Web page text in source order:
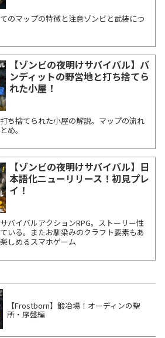
のマップの特徴と注意ゾンビと武装につ
【ゾンビの夜明けサバイバル】バ
ンディットの野営地と打ち捨てら
れた小屋！
ち捨てられた小屋の解説。マップの流れ
め。
【ゾンビの夜明けサバイバル】日
本語化ニューリリース！初見プレ
イ！
バイバルアクションRPG。ストーリー性
いる。またお馴染みのクラフト要素もあ
しめるスマホゲーム
【Frostborn】鍛冶場！オーディンの聖
所・序盤編